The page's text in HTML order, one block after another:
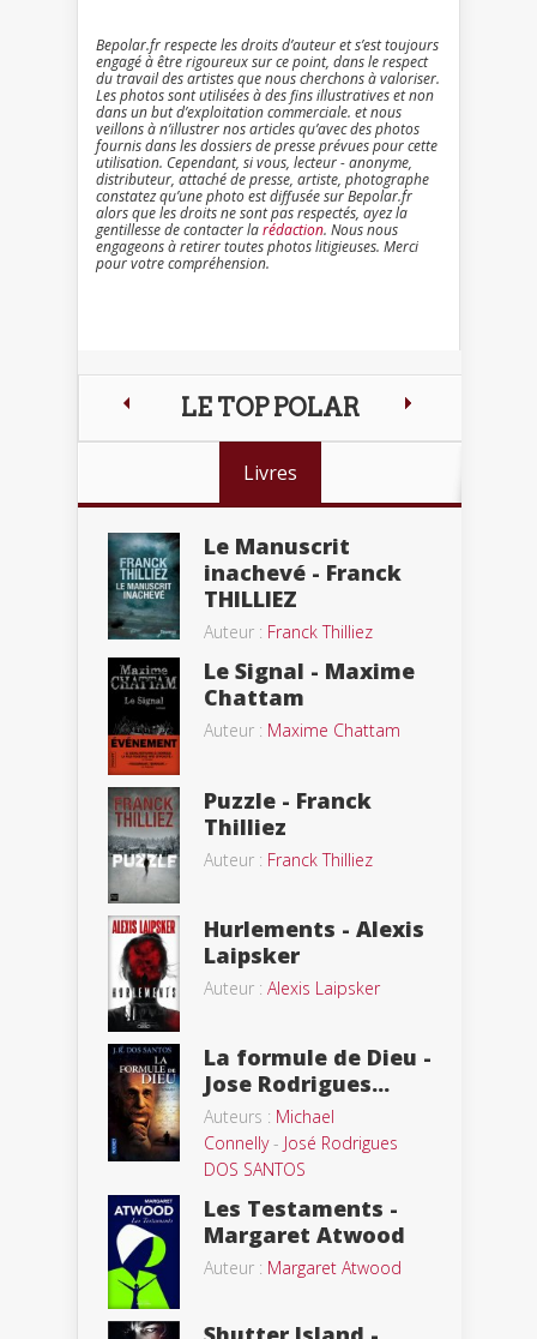
Bepolar.fr respecte les droits d’auteur et s’est toujours
engagé à être rigoureux sur ce point, dans le respect
du travail des artistes que nous cherchons à valoriser.
Les photos sont utilisées à des fins illustratives et non
dans un but d’exploitation commerciale. et nous
veillons à n’illustrer nos articles qu’avec des photos
fournis dans les dossiers de presse prévues pour cette
utilisation. Cependant, si vous, lecteur - anonyme,
distributeur, attaché de presse, artiste, photographe
constatez qu’une photo est diffusée sur Bepolar.fr
alors que les droits ne sont pas respectés, ayez la
gentillesse de contacter larédaction. Nous nous
engageons à retirer toutes photos litigieuses. Merci
pour votre compréhension.
LE TOP POLAR
Livres
Le Manuscrit
inachevé - Franck
THILLIEZ
Auteur : Franck Thilliez
Le Signal - Maxime
Chattam
Auteur : Maxime Chattam
Puzzle - Franck
Thilliez
Auteur : Franck Thilliez
Hurlements - Alexis
Laipsker
Auteur : Alexis Laipsker
La formule de Dieu -
Jose Rodrigues...
Auteurs : Michael
Connelly- José Rodrigues
DOS SANTOS
Les Testaments -
Margaret Atwood
Auteur : Margaret Atwood